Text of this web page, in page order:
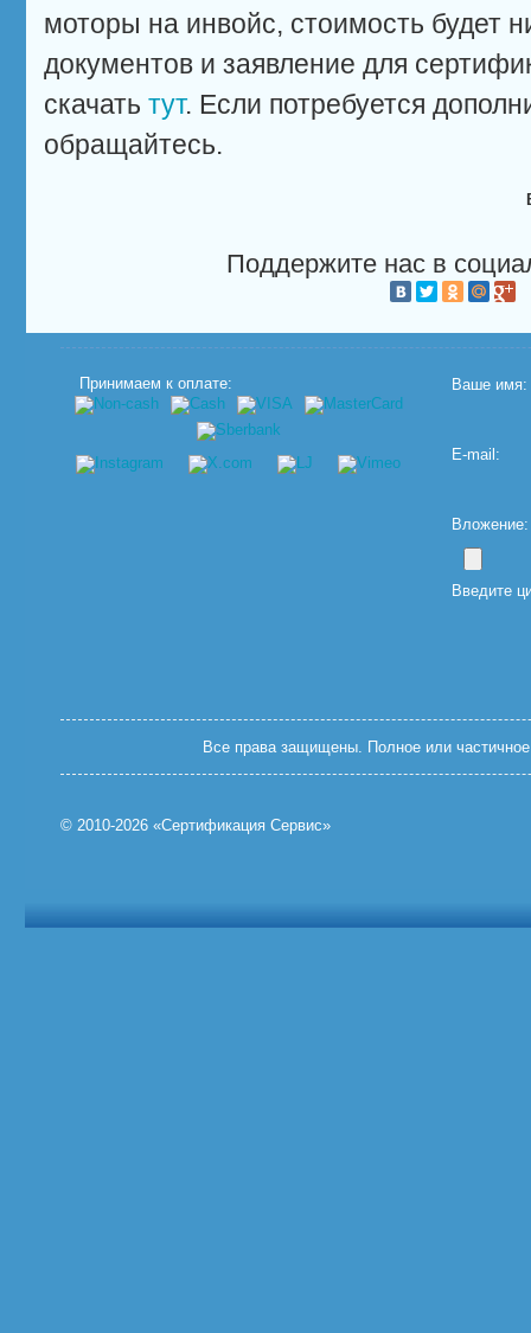
моторы на инвойс, стоимость будет
документов и заявление для
скачать тут. Если потребуется
обращайтесь.
Поддержите нас в
Принимаем к оплате: Ваше имя:
E-mail:
Введите
Все права защищены. Полное или частичное
© 2010-2026 «Сертификация Сервис»